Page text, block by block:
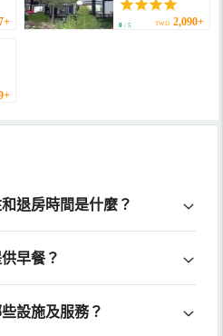
0/ 5 TWD 2,090+
退房時間是什麼？
早餐？
設施及服務？